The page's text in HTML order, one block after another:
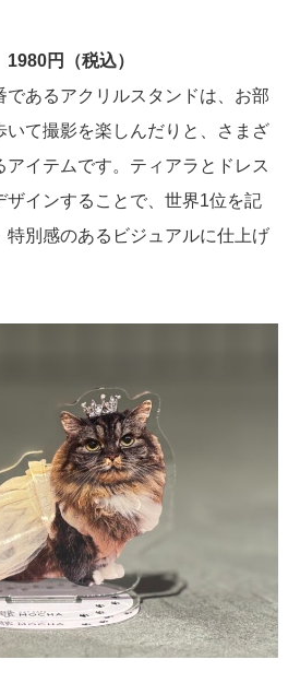
円（税込）
であるアクリルスタンドは、お部
いて撮影を楽しんだりと、さまざ
アイテムです。ティアラとドレス
ザインすることで、世界1位を記
特別感のあるビジュアルに仕上げ